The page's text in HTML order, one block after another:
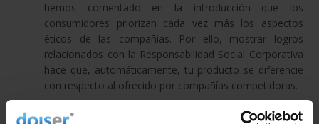
hemos comentado en la introducción que los
consumidores priorizan cada vez más los aspectos
éticos de las compañías. Por ello, mostrar logros
relacionados con la Responsabilidad Social Corporativa
hace que, automáticamente, tu producto se diferencie
con respecto al ofrecido por compañías competidoras.
Sentimiento de simpatía en el consumidor: